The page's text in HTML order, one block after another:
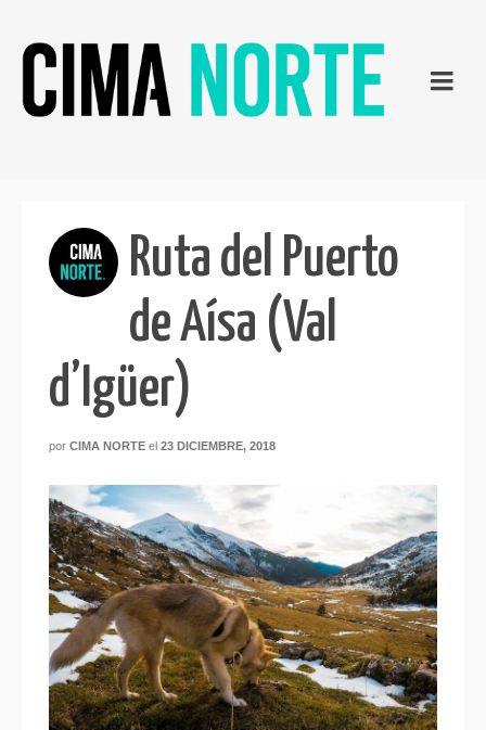
Ruta del Puerto
de Aísa (Val
d’Igüer)
por CIMA NORTE el 23 DICIEMBRE, 2018